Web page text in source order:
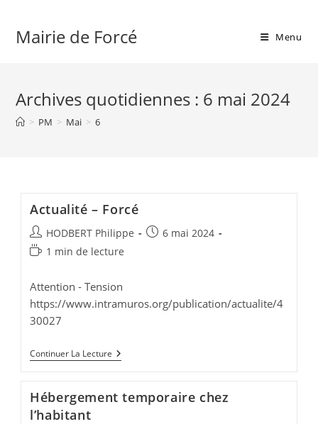
contentMairie de Forcé Menu
Archives quotidiennes : 6 mai 2024
> PM > Mai > 6
Actualité – Forcé
Auteur/autrice
de
HODBERT Philippe
Publication
6 mai 2024
Temps
lecture :
1 min de lecture
Attention - Tension
https://www.intramuros.org/publication/actualite/4
30027
Continuer La Lecture Actualité
–
Hébergement temporaire chez
l’habitant